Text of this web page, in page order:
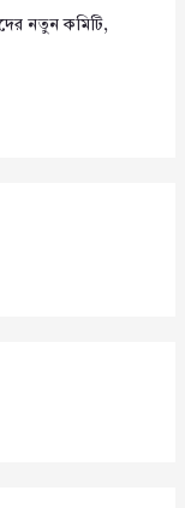
নতুন কমিটি,